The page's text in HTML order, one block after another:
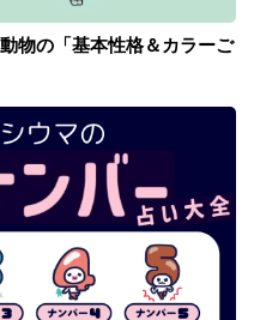
物の「基本性格＆カラーご